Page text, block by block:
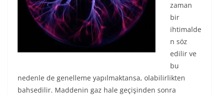
zaman
bir
ihtimalde
n söz
edilir ve
bu
nedenle de genelleme yapılmaktansa, olabilirlikten
bahsedilir. Maddenin gaz hale geçişinden sonra